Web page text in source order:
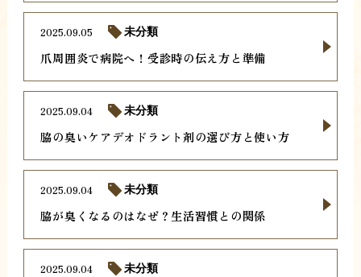
爪周囲炎で病院へ！受診時の伝え方と準備
2025.09.05 未分類
脇の臭いケアデオドラント剤の選び方と使い方
2025.09.04 未分類
脇が臭くなるのはなぜ？生活習慣との関係
2025.09.04 未分類
2025.09.04 未分類